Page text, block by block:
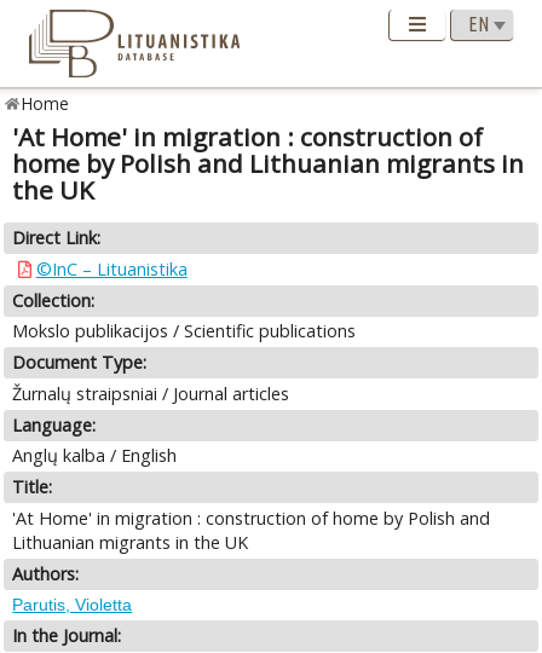
Home
'At Home' in migration : construction of
home by Polish and Lithuanian migrants in
the UK
Direct Link:
©InC – Lituanistika
Collection:
Mokslo publikacijos / Scientific publications
Document Type:
Žurnalų straipsniai / Journal articles
Language:
Anglų kalba / English
Title:
'At Home' in migration : construction of home by Polish and
Lithuanian migrants in the UK
Authors:
Parutis, Violetta
In the Journal: